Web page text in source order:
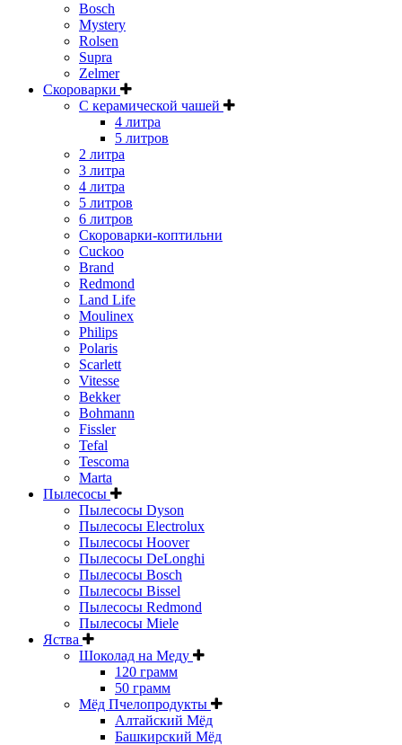
Bosch
Mystery
Rolsen
Supra
Zelmer
Скороварки
С керамической чашей
4 литра
5 литров
2 литра
3 литра
4 литра
5 литров
6 литров
Скороварки-коптильни
Cuckoo
Brand
Redmond
Land Life
Moulinex
Philips
Polaris
Scarlett
Vitesse
Bekker
Bohmann
Fissler
Tefal
Tescoma
Marta
Пылесосы
Пылесосы Dyson
Пылесосы Electrolux
Пылесосы Hoover
Пылесосы DeLonghi
Пылесосы Bosch
Пылесосы Bissel
Пылесосы Redmond
Пылесосы Miele
Яства
Шоколад на Меду
120 грамм
50 грамм
Мёд Пчелопродукты
Алтайский Мёд
Башкирский Мёд